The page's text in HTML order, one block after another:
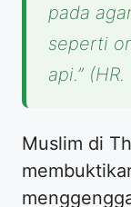
pada
seperti
api.”
Muslim di